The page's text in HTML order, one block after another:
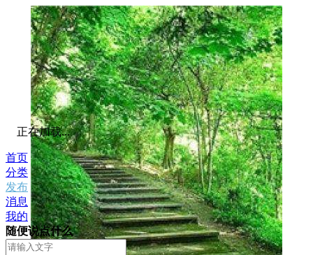
正在加载...
首页
分类
发布
消息
我的
随便说点什么